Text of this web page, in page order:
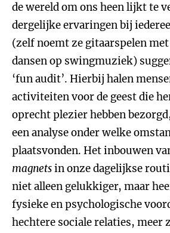
de wereld om ons heen lijkt te
dergelijke ervaringen bij
(zelf noemt ze gitaarspelen
dansen op swingmuziek)
‘fun audit’. Hierbij halen
activiteiten voor de geest die
oprecht plezier hebben
een analyse onder welke
plaatsvonden. Het inbouwen
magnetsin onze dagelijkse
niet alleen gelukkiger, maar
fysieke en psychologische
hechtere sociale relaties, meer